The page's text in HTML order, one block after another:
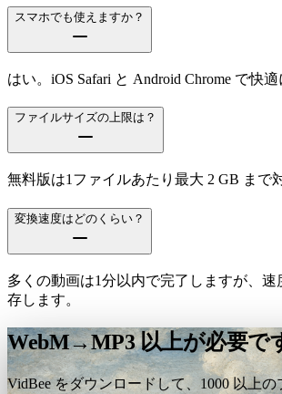
スマホでも使えますか？
はい。iOS Safari と Android Chrome で快適
ファイルサイズの上限は？
無料版は1ファイルあたり最大 2 GB まで
変換速度はどのくらい？
多くの動画は1分以内で完了しますが、速
存します。
WebM→MP3 以上が必要で
VidBee をダウンロードして、1000 以上